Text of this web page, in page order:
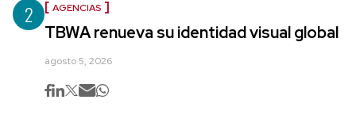
2 AGENCIAS
TBWA renueva su identidad visual global
agosto 5, 2026